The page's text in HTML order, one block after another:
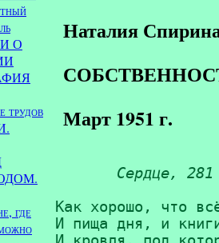
О
трудов
где
Наталия
Март 1951 г.
Сердце,
Как хорошо, что
И пища дня, и